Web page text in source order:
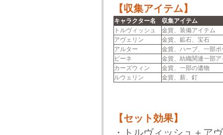
【収集アイテム】
キャラクター名
収集アイテム
トルヴィッシュ
金貨、装備アイテム
アヴェリン
金貨、鉱石、宝石
アルター
金貨、ハーブ、一部ポ
ピーネ
金貨、紡織関連一部
カーズウィン
金貨、一部の遺物
ルウェリン
金貨、薪、釘
【セット効果】
・トルヴィッシュ＋ア